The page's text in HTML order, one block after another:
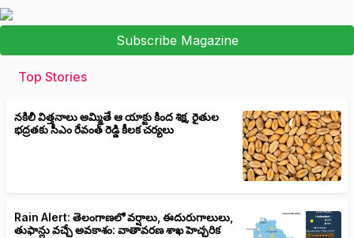
Subscribe Magazine
Top Stories
నకిలీ విత్తనాలు అమ్మితే ఆ యాక్టు కింద శిక్ష, రైతుల
భద్రతకు సీఎం రేవంత్ రెడ్డి కీలక చర్యలు
Rain Alert: తెలంగాణలో వర్షాలు, ఈదురుగాలులు,
తుఫాన్లు వచ్చే అవకాశం: వాతావరణ శాఖ హెచ్చరిక